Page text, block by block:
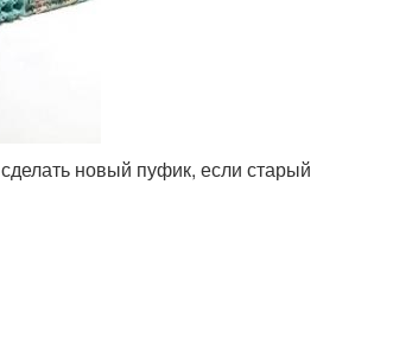
новый пуфик, если старый